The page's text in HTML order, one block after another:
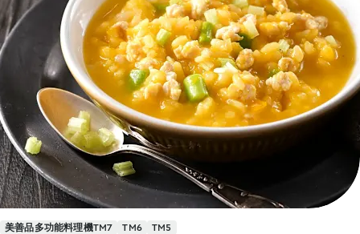
美善品多功能料理機TM7 TM6 TM5